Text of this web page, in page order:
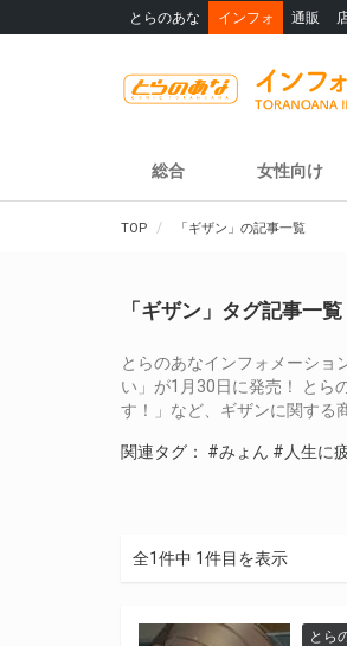
とらのあな インフォ 通販
総合 女性向け
TOP 「ギザン」の記事一覧
「ギザン」タグ記事一覧
とらのあなインフォメーショ
い」が1月30日に発売！ とら
す！」など、ギザンに関する
関連タグ： #みょん #人生に
全1件中 1件目を表示
とら